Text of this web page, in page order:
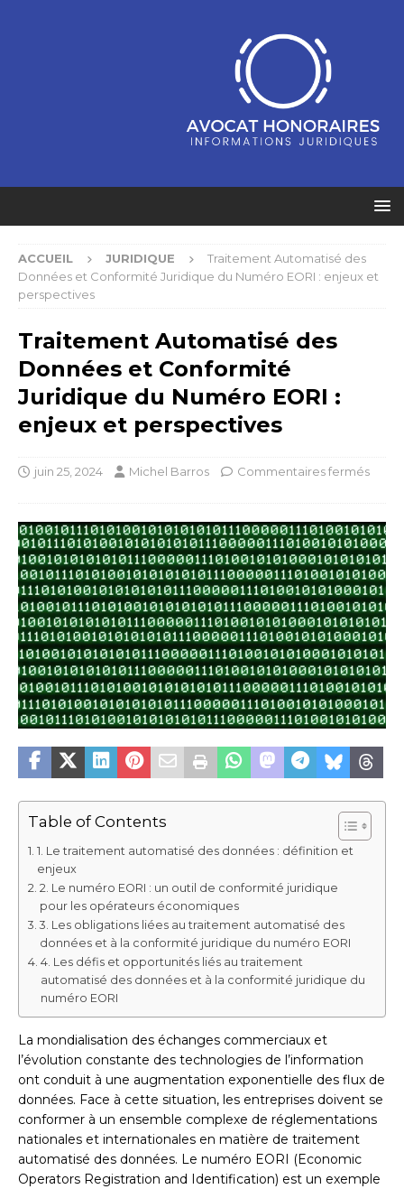
ACCUEIL JURIDIQUE
Traitement Automatisé des
Données et Conformité Juridique du Numéro EORI : enjeux et
perspectives
Traitement Automatisé des
Données et Conformité
Juridique du Numéro EORI :
enjeux et perspectives
juin 25, 2024 Michel Barros Commentaires fermés
Table of Contents
1. Le traitement automatisé des données : définition et
enjeux
2. Le numéro EORI : un outil de conformité juridique
pour les opérateurs économiques
3. Les obligations liées au traitement automatisé des
données et à la conformité juridique du numéro EORI
4. Les défis et opportunités liés au traitement
automatisé des données et à la conformité juridique du
numéro EORI
La mondialisation des échanges commerciaux et
l’évolution constante des technologies de l’information
ont conduit à une augmentation exponentielle des flux de
données. Face à cette situation, les entreprises doivent se
conformer à un ensemble complexe de réglementations
nationales et internationales en matière de traitement
automatisé des données. Le numéro EORI (Economic
Operators Registration and Identification) est un exemple